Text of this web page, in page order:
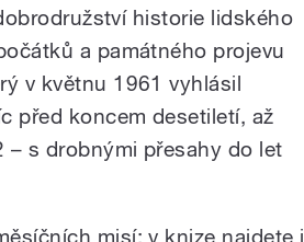
historie lidského
a památného projevu
v květnu 1961 vyhlásil
před koncem desetiletí, až
– s drobnými přesahy do let
misí; v knize najdete i